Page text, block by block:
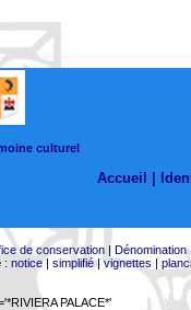
culturel
Accueil |
de conservation| Dénomination
: notice| simplifié|vignettes |
PALACE*'